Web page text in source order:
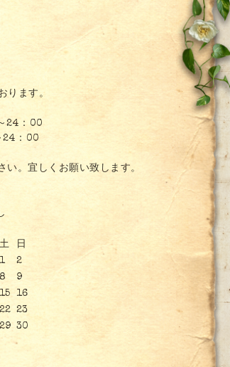
ります。
24：00
24：00
。宜しくお願い致します。
土
日
1
2
8
9
15
16
22 23
29 30